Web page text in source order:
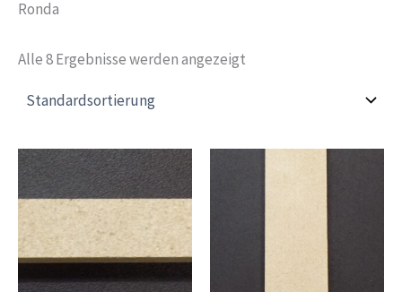
Ronda
Alle 8 Ergebnisse werden angezeigt